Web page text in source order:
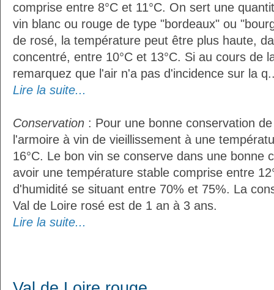
comprise entre 8°C et 11°C. On sert une
vin blanc ou rouge de type "bordeaux" ou
de rosé, la température peut être plus haute,
concentré, entre 10°C et 13°C. Si au cours de
remarquez que l'air n'a pas d'incidence sur la
Lire la suite...
Conservation : Pour une bonne conservation
l'armoire à vin de vieillissement à une
16°C. Le bon vin se conserve dans une bonne
avoir une température stable comprise entre
d'humidité se situant entre 70% et 75%. La
Val de Loire rosé est de 1 an à 3 ans.
Lire la suite...